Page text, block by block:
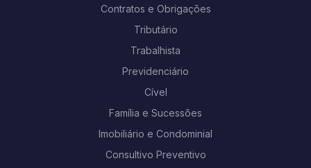
Contratos e Obrigações
Tributário
Trabalhista
Previdenciário
Cível
Família e Sucessões
Imobiliário e Condominial
Consultivo Preventivo